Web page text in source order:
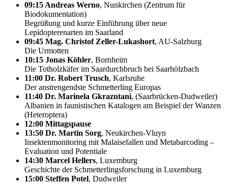
09:15 Andreas Werno, Nunkirchen (Zentrum für
Biodokumentation)
Begrüßung und kurze Einführung über neue
Lepidopterenarten im Saarland
09:45 Mag. Christof Zeller-Lukashort, AU-Salzburg
Die Urmotten
10:15 Jonas Köhler, Bornheim
Die Totholzkäfer im Saardurchbruch bei Saarhölzbach
11:00 Dr. Robert Trusch, Karlsruhe
Der anstrengendste Schmetterling Europas
11:40 Dr. Marinela Gkrazntani, (Saarbrücken-Dudweiler)
Albanien in faunistischen Katalogen am Beispiel der Wanzen
(Heteroptera)
12:00 Mittagspause
13:50 Dr. Martin Sorg, Neukirchen-Vluyn
Insektenmonitoring mit Malaisefallen und Metabarcoding –
Evaluation und Potentiale
14:30 Marcel Hellers, Luxemburg
Geschichte der Schmetterlingsforschung in Luxemburg
15:00 Steffen Potel, Dudweiler